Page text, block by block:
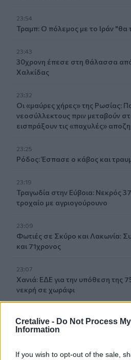
Cretalive - Do Not Process
Information
If you wish to opt-out of the sale,
23:54
Τραμπ: Ο πόλεμος με το Ιράν "θα
23:43
30χρονη έπεσε στη θάλασσα
Χαλκίδας
23:32
Οι «μαύρες χήρες» της Ρωσίας:
νεοσύλλεκτους πριν μεταβούν
εισπράξουν τις «παχυλές»
23:25
Ρόδος: Έσπασε ο κάβος και
23:19
Τραγωδία στην Εύβοια: Νεκρός
τροχαίο με αγριογούρουνο
23:09
Φωτιές σε Σκύρο και Λακωνία:
και 71χρονος
23:07
Χανιά: ΕΔΕ για την υπόθεση της
νεκρή σε χωράφι
Ιταλία: Στη Νάπολη
βαθμών
22:32